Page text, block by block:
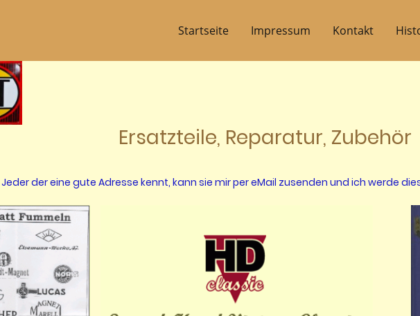
Startseite Impressum Kontakt
Ersatzteile, Reparatur, Zubehör
Jeder der eine gute Adresse kennt, kann sie mir per eMail zusenden und ich werde